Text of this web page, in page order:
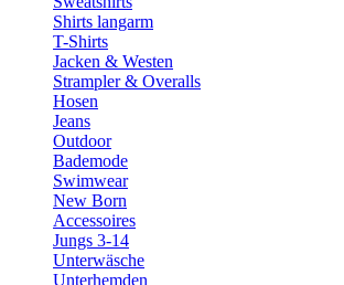
Shirts langarm
T-Shirts
Jacken & Westen
Strampler & Overalls
Hosen
Jeans
Outdoor
Bademode
Swimwear
New Born
Accessoires
Jungs 3-14
Unterwäsche
Unterhemden